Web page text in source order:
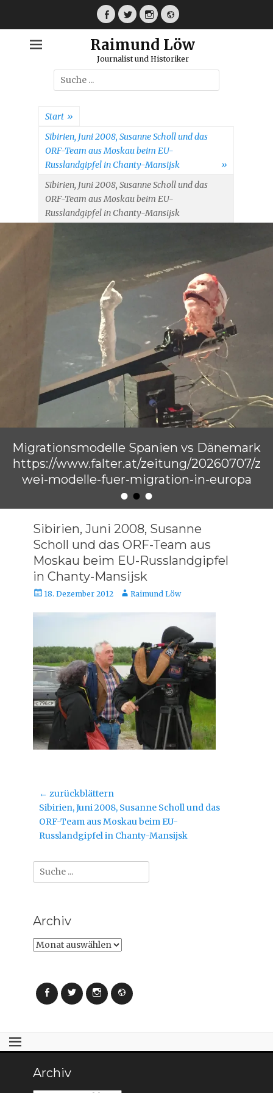
Facebook
TwitterInstagramWebseite
Raimund Löw
Journalist und Historiker
Suche
nach:
Start »
Sibirien, Juni 2008, Susanne Scholl und das
ORF-Team aus Moskau beim EU-
Russlandgipfel in Chanty-Mansijsk
»
Sibirien, Juni 2008, Susanne Scholl und das
ORF-Team aus Moskau beim EU-
Russlandgipfel in Chanty-Mansijsk
•••
Migrationsmodelle Spanien vs Dänemark
https://www.falter.at/zeitung/20260707/z
wei-modelle-fuer-migration-in-europa
Raimund Löw
Sibirien, Juni 2008, Susanne
Scholl und das ORF-Team aus
Moskau beim EU-Russlandgipfel
in Chanty-Mansijsk
Veröffentlicht
18. Dezember 2012 AutorRaimund Löw
Beitragsnavigation
← zurückblättern
Vorheriger
Beitrag:
Sibirien, Juni 2008, Susanne Scholl und das
ORF-Team aus Moskau beim EU-
Russlandgipfel in Chanty-Mansijsk
Suche
nach:
Archiv
Archiv
FacebookTwitter InstagramWebseite
Archiv